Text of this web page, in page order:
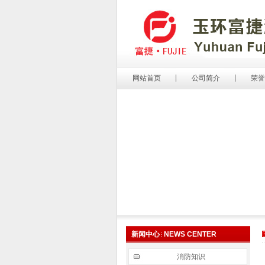
网站首页 公司简介 荣
新闻中心 NEWS CENTER
消防知识